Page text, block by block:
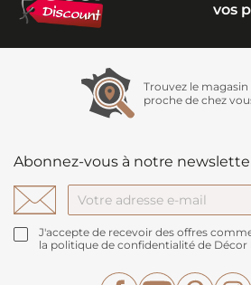
vos
Trouvez le magasin
proche de chez
Abonnez-vous à notre
J'accepte de recevoir des offres
la politique de confidentialité de Décor
FacebookYouTube